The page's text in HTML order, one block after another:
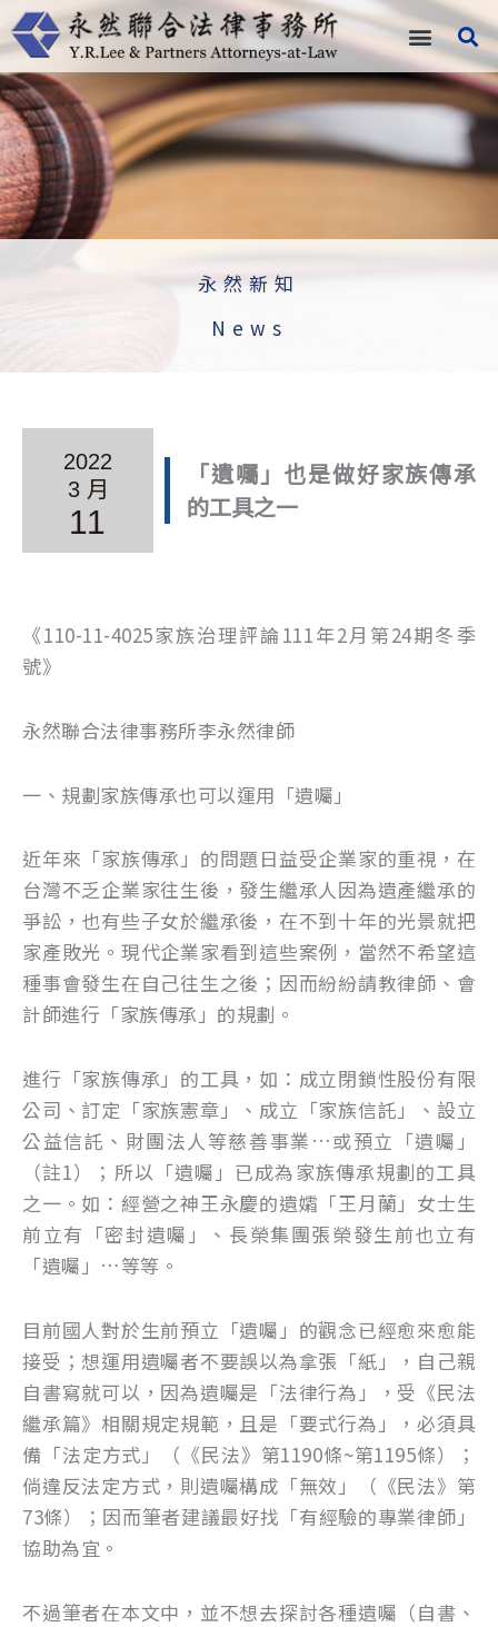
跳
至
主
要
內
容
永然新知
News
2022
3 月
11
「遺囑」也是做好家族傳承
的工具之一
《110-11-4025家族治理評論111年2月第24期冬季
號》
永然聯合法律事務所李永然律師
一、規劃家族傳承也可以運用「遺囑」
近年來「家族傳承」的問題日益受企業家的重視，在
台灣不乏企業家往生後，發生繼承人因為遺產繼承的
爭訟，也有些子女於繼承後，在不到十年的光景就把
家產敗光。現代企業家看到這些案例，當然不希望這
種事會發生在自己往生之後；因而紛紛請教律師、會
計師進行「家族傳承」的規劃。
進行「家族傳承」的工具，如：成立閉鎖性股份有限
公司、訂定「家族憲章」、成立「家族信託」、設立
公益信託、財團法人等慈善事業…或預立「遺囑」
（註1）；所以「遺囑」已成為家族傳承規劃的工具
之一。如：經營之神王永慶的遺孀「王月蘭」女士生
前立有「密封遺囑」、長榮集團張榮發生前也立有
「遺囑」…等等。
目前國人對於生前預立「遺囑」的觀念已經愈來愈能
接受；想運用遺囑者不要誤以為拿張「紙」，自己親
自書寫就可以，因為遺囑是「法律行為」，受《民法
繼承篇》相關規定規範，且是「要式行為」，必須具
備「法定方式」（《民法》第1190條~第1195條）；
倘違反法定方式，則遺囑構成「無效」（《民法》第
73條）；因而筆者建議最好找「有經驗的專業律師」
協助為宜。
不過筆者在本文中，並不想去探討各種遺囑（自書、